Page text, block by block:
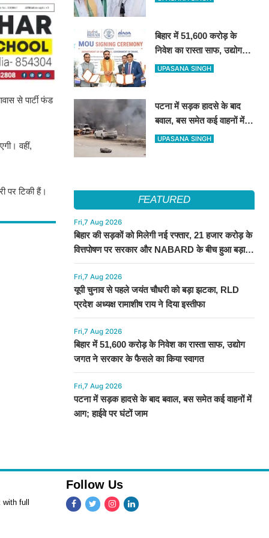
से पार्टी फंड
वहीं,
पर टिकी हैं।
बिहार में 51,600 करोड़ के
निवेश का रास्ता साफ, उद्योग
जगत ने सरकार के फैसले का
UPASANA SINGH
पटना में सड़क हादसे के बाद
बवाल, बस समेत कई वाहनों में
आग; हाईवे पर घंटों जाम
UPASANA SINGH
FEATURED
Fri,7 Aug 2026
बिहार की सड़कों को मिलेगी नई रफ्तार, 21 हजार करोड़ के
वित्तपोषण पर सरकार और NABARD के बीच हुआ बड़ा
समझौता
Fri,7 Aug 2026
यूपी चुनाव से पहले जयंत चौधरी को बड़ा झटका, RLD
प्रदेश अध्यक्ष रामाशीष राय ने दिया इस्तीफा
Fri,7 Aug 2026
बिहार में 51,600 करोड़ के निवेश का रास्ता साफ, उद्योग
जगत ने सरकार के फैसले का किया स्वागत
Fri,7 Aug 2026
पटना में सड़क हादसे के बाद बवाल, बस समेत कई वाहनों में
आग; हाईवे पर घंटों जाम
full
Follow Us